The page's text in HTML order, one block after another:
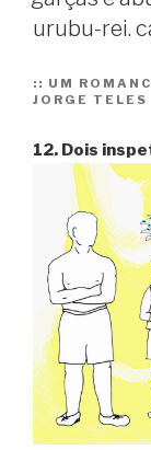
urubu-rei.
:: UM
JORGE TELES
12. Dois